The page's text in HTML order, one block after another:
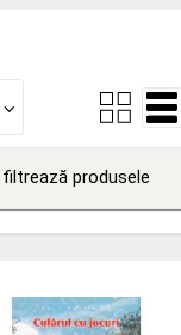
filtrează produsele